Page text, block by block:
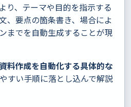
り、テーマや目的を指示する
、要点の箇条書き、場合によ
までを自動生成することが現
料作成を自動化する具体的な
すい手順に落とし込んで解説